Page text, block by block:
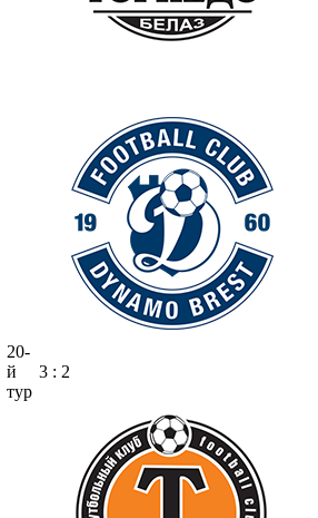
20-
й
тур
3 : 2